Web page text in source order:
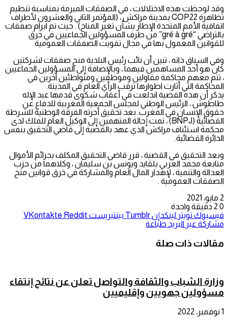
وقد لوحظت هذه الاختلالات ، في الصفقات المبرمة بمناسبة تنظيم
تظاهرة COP22 بمدينة مراكش ، (المؤتمر الثاني والعشرون لأطراف
اتفاقية الأمم المتحدة الإطار بشأن تغير المناخ) . حيث تم ابرام صفقات
بالتراضي “gré à gré” من طرف المسؤولين الجماعيين في خرق
للقوانين المعمول بها في مجال تفويت الصفقات العمومية.
وفي السياق ذاته ، تبين أن نائب رئيس البلدية منح صفقات لشركتين
كان هو أحد المساهمين فيهما ، وبالإضافة إلى المسؤولين الجماعيين
، تتم معهم محاكمة مقاولين وموظفين ومتواطئين آخرين في
المحاكمة التي أثارت اطوارها ترقب الرأي العام في المدينة.
يذكر أن هذه القضية اندلعت في أعقاب شكوى قدمها عبد الإله
طاطوش ، الرئيس الوطني لمجلس الجمعية المغربية للدفاع عن
حقوق الإنسان في المغرب. بعد تحقيق أجرته الفرقة الوطنية للشرطة
القضائية (BNPJ) ، تمت إحالة المتهمين إلى الوكيل العام للملك لدى
محكمة استئناف مراكش الذي عهد بالقضية إلى قاضي التحقيق بنفس
الدائرة القضائية.
وبعد التحقيق في القضية ، قرر قاضي التحقيق المكلف بجرائم الأموال
متابعة محمد العربي بلقايد ويونس بن سليمان ، وكلاهما من حزب
العدالة والتنمية ، لإهدار المال العام والمشاركة في خرق قوانين منح
الصفقات العمومية .
2 مايو، 2021
0
دقيقة واحدة
فيسبوك تويتر لينكدإن بينتيريست
مشاركة عبر البريد طباعة
مقالات ذات صلة
وزارة الشباب والثقافة والتواصل تعلن عن نتائج إنتقاء
مسؤولين جهويين وإقليميين
1 نوفمبر، 2022